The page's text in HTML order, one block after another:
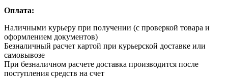
Оплата:
Наличными курьеру при получении (с проверкой товара и
оформлением документов)
Безналичный расчет картой при курьерской доставке или
самовывозе
При безналичном расчете доставка производится после
поступления средств на счет